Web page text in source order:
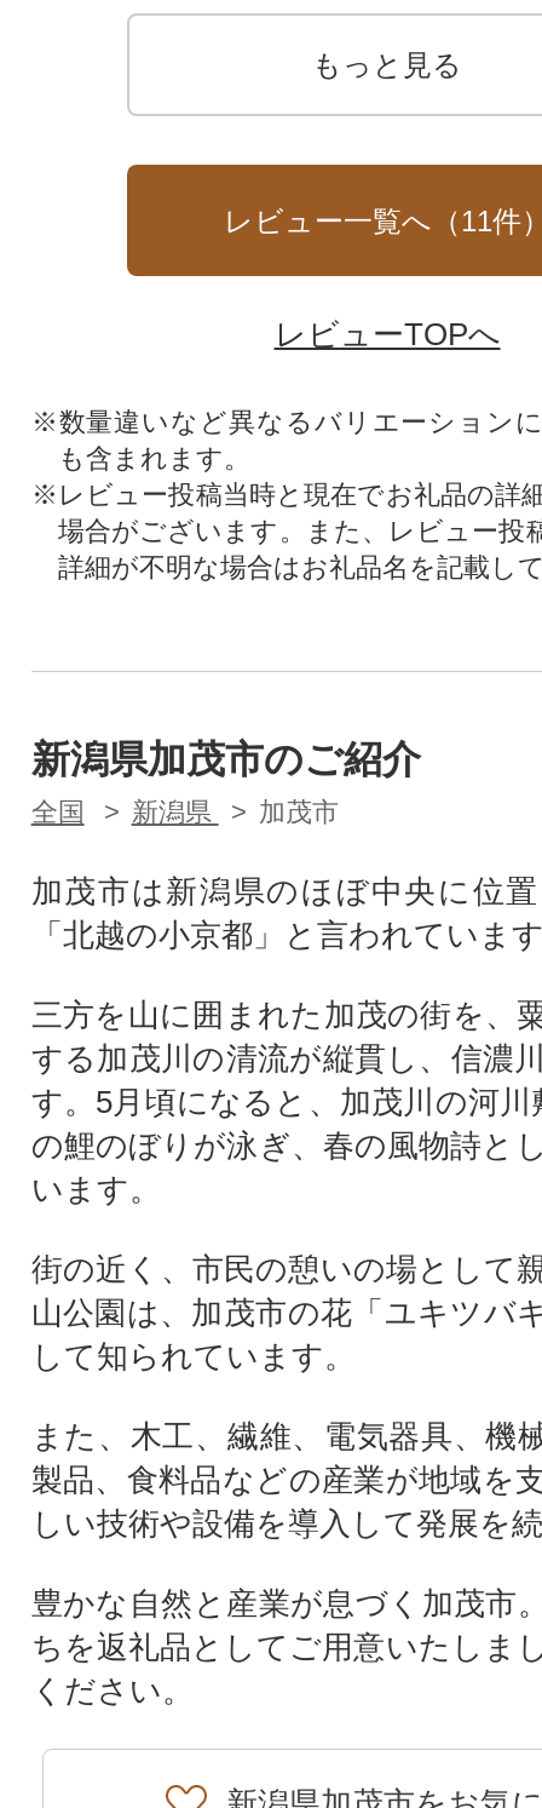
もっと見る
レビュー一覧へ（11件
レビューTOPへ
※数量違いなど異なるバリエーション
も含まれます。
※レビュー投稿当時と現在でお礼品の詳
場合がございます。また、レビュー投
詳細が不明な場合はお礼品名を記載し
新潟県加茂市のご紹介
全国 新潟県 加茂市
加茂市は新潟県のほぼ中央に位
「北越の小京都」と言われていま
三方を山に囲まれた加茂の街を、
する加茂川の清流が縦貫し、信濃
す。5月頃になると、加茂川の河川
の鯉のぼりが泳ぎ、春の風物詩と
います。
街の近く、市民の憩いの場として
山公園は、加茂市の花「ユキツバ
して知られています。
また、木工、繊維、電気器具、機
製品、食料品などの産業が地域を
しい技術や設備を導入して発展を
豊かな自然と産業が息づく加茂市
ちを返礼品としてご用意いたしま
ください。